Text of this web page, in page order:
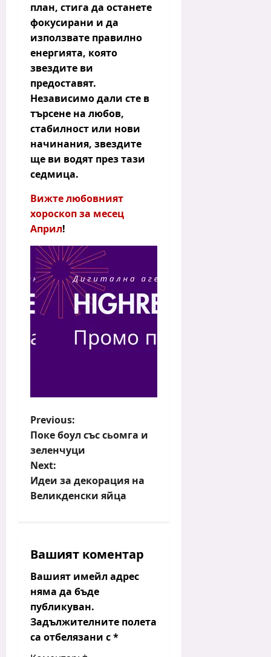
план, стига да останете
фокусирани и да
използвате правилно
енергията, която
звездите ви
предоставят.
Независимо дали сте в
търсене на любов,
стабилност или нови
начинания, звездите
ще ви водят през тази
седмица.
Вижте любовният
хороскоп за месец
Април!
P
o
s
t
n
g
a
t
i
o
n
Previous:
Поке боул със сьомга и
зеленчуци
Next:
Идеи за декорация на
Великденски яйца
Вашият коментар
Вашият имейл адрес
няма да бъде
публикуван.
Задължителните полета
са отбелязани с*